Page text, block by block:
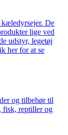
De
lige ved
udstyr, legetøj
her for at se
og tilbehør til
fisk, reptiller og